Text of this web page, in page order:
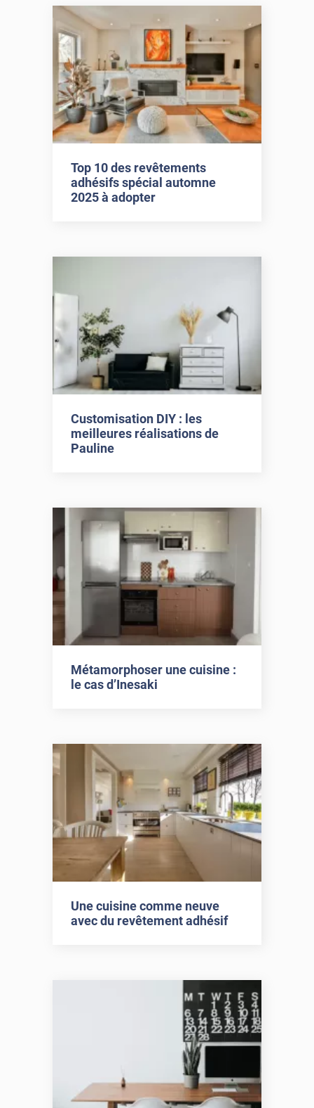
Top 10 des revêtements
adhésifs spécial automne
2025 à adopter
Customisation DIY : les
meilleures réalisations de
Pauline
Métamorphoser une cuisine :
le cas d’Inesaki
Une cuisine comme neuve
avec du revêtement adhésif